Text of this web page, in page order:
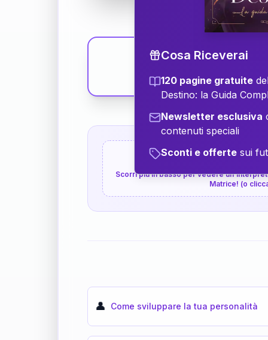
👇 P.S. Interpretazione
Scorri più in basso per vedere
Matrice! (o
👤 Come sviluppare la tua personalità
Cosa Riceverai
120 pagine gratuite
Destino: la Guida
Newsletter esclusiva
contenuti speciali
Sconti e offerte sui